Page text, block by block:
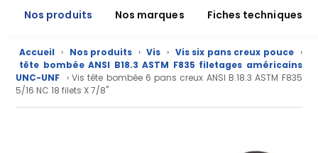
Nos produits
Nos marques Fiches techniques
Accueil › Nos produits › Vis › Vis six pans creux pouce ›
tête bombée ANSI B18.3 ASTM F835 filetages américains
UNC-UNF
› Vis tête bombée 6 pans creux ANSI B.18.3 ASTM F835
5/16 NC 18 filets X 7/8"